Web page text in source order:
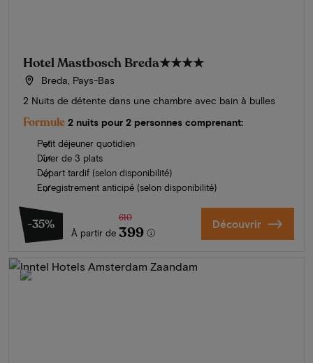
Hotel Mastbosch Breda★★★★
Breda, Pays-Bas
2 Nuits de détente dans une chambre avec bain à bulles
Formule 2 nuits pour 2 personnes comprenant:
Petit déjeuner quotidien
Dîner de 3 plats
Départ tardif (selon disponibilité)
Enregistrement anticipé (selon disponibilité)
-35%
À partir de
610
399 Découvrir